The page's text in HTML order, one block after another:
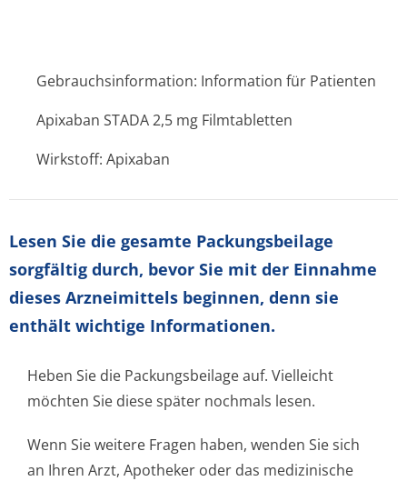
Gebrauchsinformation: Information für Patienten
Apixaban STADA 2,5 mg Filmtabletten
Wirkstoff: Apixaban
Lesen Sie die gesamte Packungsbeilage
sorgfältig durch, bevor Sie mit der Einnahme
dieses Arzneimittels beginnen, denn sie
enthält wichtige Informationen.
Heben Sie die Packungsbeilage auf. Vielleicht
möchten Sie diese später nochmals lesen.
Wenn Sie weitere Fragen haben, wenden Sie sich
an Ihren Arzt, Apotheker oder das medizinische